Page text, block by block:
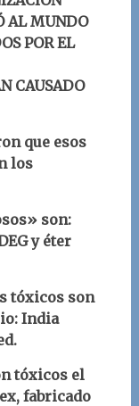
AL MUNDO
POR EL
CAUSADO
que esos
los
son:
y éter
tóxicos son
India
tóxicos el
fabricado